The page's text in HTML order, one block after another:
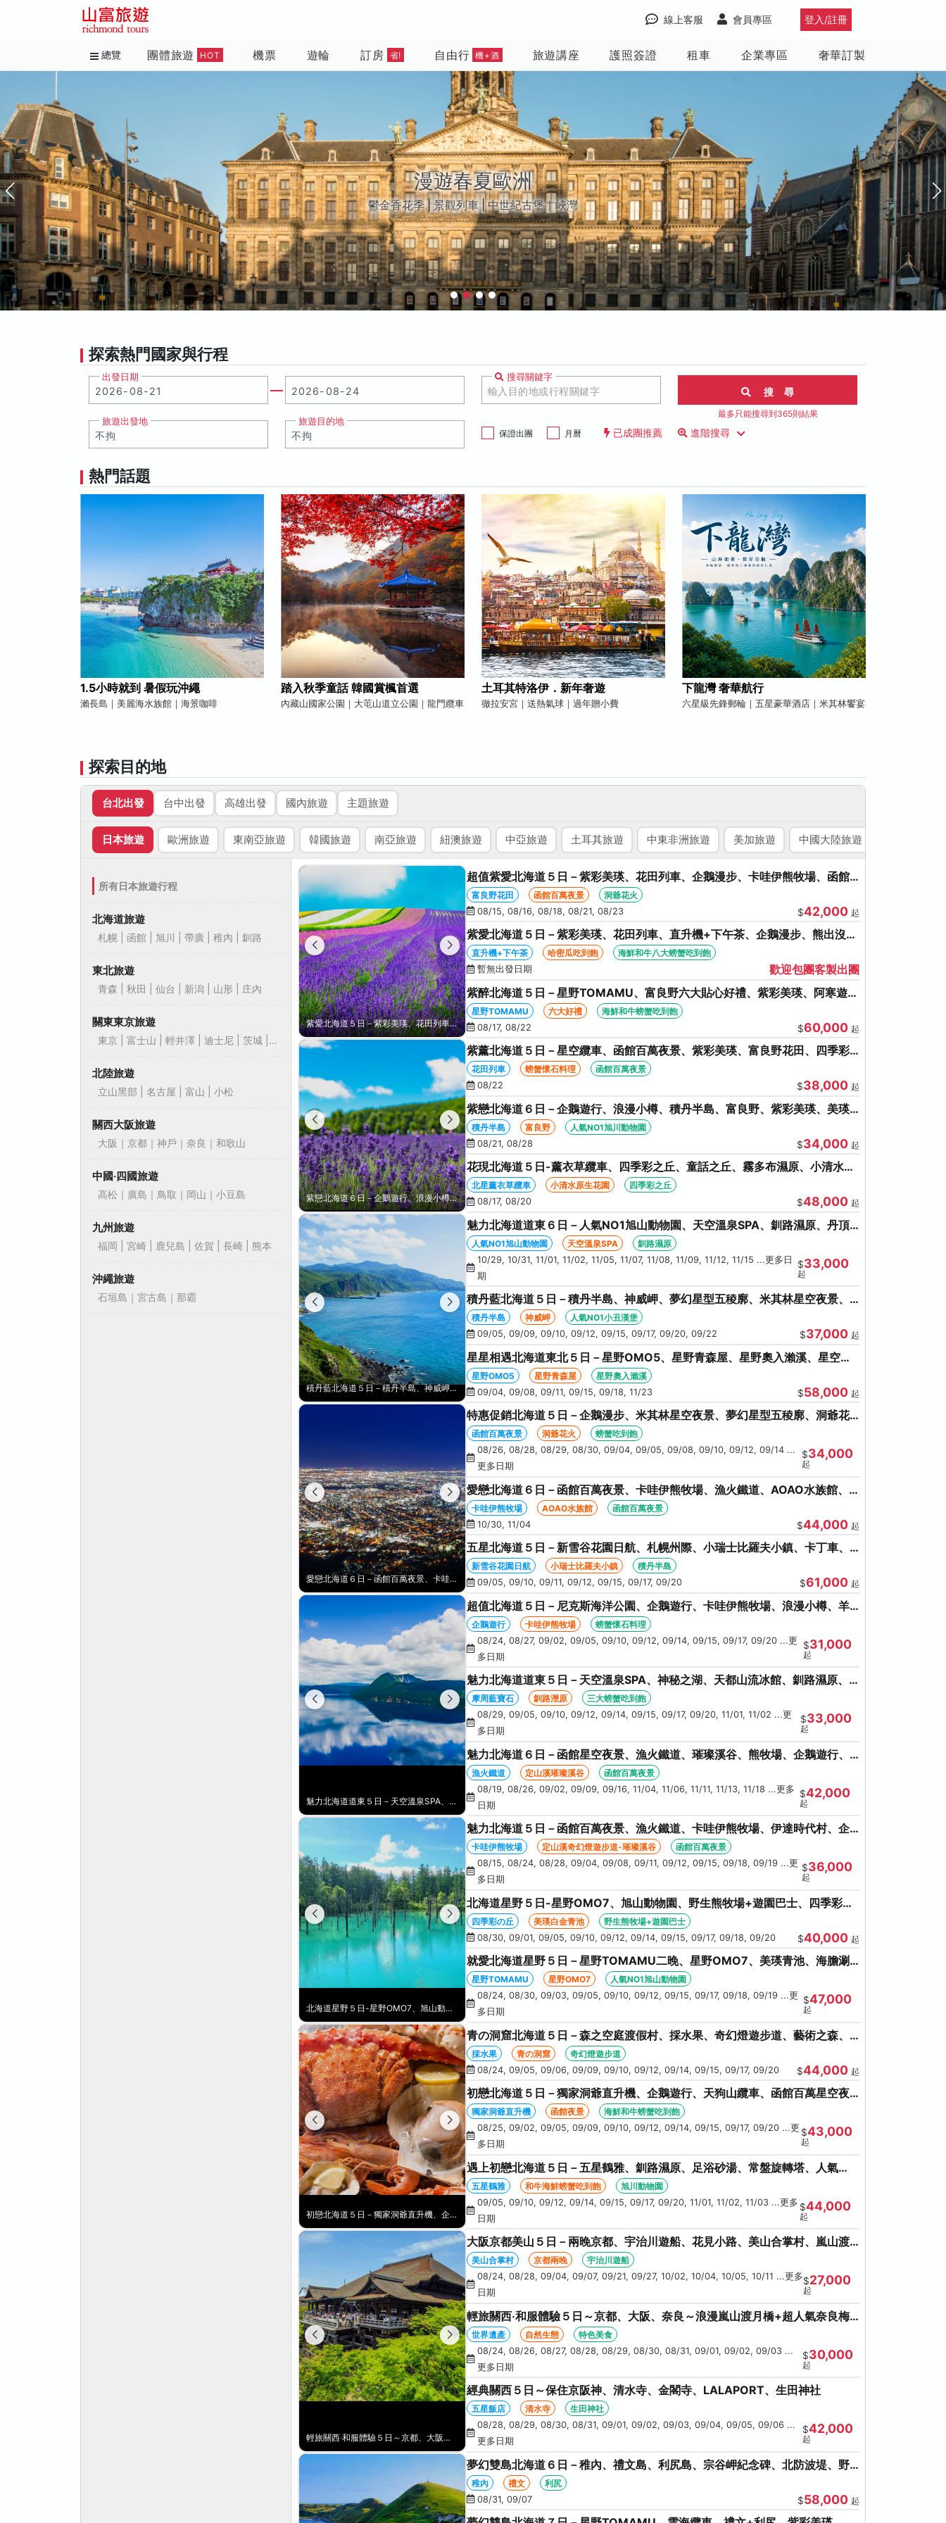
登入/註冊
會員專區
線上客服
總覽 團體旅遊 HOT 機票 遊輪 訂房 省! 自由行 機+酒 旅遊講座 護照簽證 租車 企業專區 奢華訂製
越南 • 越來越好玩
河內｜峴港｜胡志明市｜富國島
探索熱門國家與行程
出發日期 搜尋關鍵字
旅遊出發地
旅遊目的地
保證出團
月曆 已成團推薦
搜 尋
最多只能搜尋到365則結果
進階搜尋
熱門話題
1.5小時就到 暑假玩沖繩
瀨長島｜美麗海水族館｜海景咖啡
踏入秋季童話 韓國賞楓首選
內藏山國家公園｜大芚山道立公園｜龍門纜車
土耳其特洛伊．新年奢遊
徹拉安宮｜送熱氣球｜過年贈小費
下龍灣 奢華航行
六星級先鋒郵輪｜五星豪華酒店｜米其林饗宴
探索目的地
台北出發 台中出發 高雄出發 國內旅遊 主題旅遊
日本旅遊 歐洲旅遊 東南亞旅遊 韓國旅遊 南亞旅遊 紐澳旅遊 中亞旅遊 土耳其旅遊 中東非洲旅遊 美加旅遊 中國大陸旅遊
所有日本旅遊行程
北海道旅遊
札幌 | 函館 | 旭川 | 帶廣 | 稚內 | 釧路
東北旅遊
青森 | 秋田 | 仙台 | 新潟 | 山形 | 庄內
關東東京旅遊
東京 | 富士山 | 輕井澤 | 迪士尼 | 茨城 |
北陸旅遊
立山黑部 | 名古屋 | 富山 | 小松
關西大阪旅遊
大阪｜京都｜神戶｜奈良｜和歌山
中國‧四國旅遊
高松｜廣島｜鳥取｜岡山｜小豆島
九州旅遊
福岡 | 宮崎 | 鹿兒島 | 佐賀 | 長崎 | 熊本
沖繩旅遊
石垣島｜宮古島｜那霸
紫愛北海道５日－紫彩美瑛、花田列車、直升機+下午茶、企鵝漫步、熊出沒、函館百萬夜景、哈密瓜+海鮮和牛八大螃蟹吃到飽
超值紫愛北海道５日－紫彩美瑛、花田列車、企鵝漫步、卡哇伊熊牧場、函館
星空夜景、洞爺花火、螃蟹懷石、啤酒暢飲
富良野花田 函館百萬夜景
洞爺花火
08/15, 08/16, 08/18, 08/21, 08/23
$42,000 起
紫愛北海道５日－紫彩美瑛、花田列車、直升機+下午茶、企鵝漫步、熊出沒、
函館百萬夜景、哈密瓜+海鮮和牛八大螃蟹吃到飽
直升機+下午茶 哈密瓜吃到飽
海鮮和牛八大螃蟹吃到飽
暫無出發日期
歡迎包團客製出團
紫醉北海道５日－星野TOMAMU、富良野六大貼心好禮、紫彩美瑛、阿寒遊覽
船、知床五湖、哈密瓜+海鮮和牛螃蟹吃到飽
星野TOMAMU 六大好禮
海鮮和牛螃蟹吃到飽
08/17, 08/22
$60,000 起
紫戀北海道６日－企鵝遊行、浪漫小樽、積丹半島、富良野、紫彩美瑛、美瑛白金青池、旭山動物園、旭川常盤旋轉塔
紫薰北海道５日－星空纜車、函館百萬夜景、紫彩美瑛、富良野花田、四季彩
之丘、花田列車、螃蟹懷石料理
花田列車 螃蟹懷石料理
函館百萬夜景
08/22
$38,000 起
紫戀北海道６日－企鵝遊行、浪漫小樽、積丹半島、富良野、紫彩美瑛、美瑛
白金青池、旭山動物園、旭川常盤旋轉塔
積丹半島 富良野
人氣NO1旭川動物園
08/21, 08/28
$34,000 起
花現北海道５日-薰衣草纜車、四季彩之丘、童話之丘、霧多布濕原、小清水原
生花園、摩周湖、熱氣球、天空溫泉SPA、螃蟹吃到飽
北星薰衣草纜車 小清水原生花園
四季彩之丘
08/17, 08/20
$48,000 起
積丹藍北海道５日－積丹半島、神威岬、夢幻星型五稜廓、米其林星空夜景、人氣NO1小丑漢堡、河童足湯、奇幻燈遊步道、璀璨溪谷
魅力北海道道東６日－人氣NO1旭山動物園、天空溫泉SPA、釧路濕原、丹頂
鶴、霧之摩周湖、屈斜路湖、砂湯體驗
人氣NO1旭山動物園 天空溫泉SPA
釧路濕原
10/29, 10/31, 11/01, 11/02, 11/05, 11/07, 11/08, 11/09, 11/12, 11/15 ...更多日
期
$33,000
起
積丹藍北海道５日－積丹半島、神威岬、夢幻星型五稜廓、米其林星空夜景、
人氣NO1小丑漢堡、河童足湯、奇幻燈遊步道、璀璨溪谷
積丹半島 神威岬
人氣NO1小丑漢堡
09/05, 09/09, 09/10, 09/12, 09/15, 09/17, 09/20, 09/22
$37,000 起
星星相遇北海道東北５日－星野OMO5、星野青森屋、星野奧入瀨溪、星空夜
景、新幹線北斗號、睡魔之家、十和田湖(不進免稅店)
星野OMO5 星野青森屋
星野奧入瀨溪
09/04, 09/08, 09/11, 09/15, 09/18, 11/23
$58,000 起
愛戀北海道６日－函館百萬夜景、卡哇伊熊牧場、漁火鐵道、AOAO水族館、藻岩山纜車、三大螃蟹吃到飽(函館/千歲)
特惠促銷北海道５日－企鵝漫步、米其林星空夜景、夢幻星型五稜廓、洞爺花
火、啤酒暢飲、螃蟹懷石料理、螃蟹吃到飽
函館百萬夜景 洞爺花火
螃蟹吃到飽
08/26, 08/28, 08/29, 08/30, 09/04, 09/05, 09/08, 09/10, 09/12, 09/14 ...
更多日期
$34,000
起
愛戀北海道６日－函館百萬夜景、卡哇伊熊牧場、漁火鐵道、AOAO水族館、
藻岩山纜車、三大螃蟹吃到飽(函館/千歲)
卡哇伊熊牧場 AOAO水族館
函館百萬夜景
10/30, 11/04
$44,000 起
五星北海道５日－新雪谷花園日航、札幌州際、小瑞士比羅夫小鎮、卡丁車、
空中纜車、積丹半島、採水果、海鮮和牛螃蟹放題
新雪谷花園日航 小瑞士比羅夫小鎮
積丹半島
09/05, 09/10, 09/11, 09/12, 09/15, 09/17, 09/20
$61,000 起
魅力北海道道東５日－天空溫泉SPA、神秘之湖、天都山流冰館、釧路濕原、丹頂鶴、花時計、砂湯體驗、螃蟹吃到飽
超值北海道５日－尼克斯海洋公園、企鵝遊行、卡哇伊熊牧場、浪漫小樽、羊
蹄山名水公園、洞爺星空、花火大會、螃蟹懷石料理
企鵝遊行 卡哇伊熊牧場
螃蟹懷石料理
08/24, 08/27, 09/02, 09/05, 09/10, 09/12, 09/14, 09/15, 09/17, 09/20 ...更
多日期
$31,000
起
魅力北海道道東５日－天空溫泉SPA、神秘之湖、天都山流冰館、釧路濕原、
丹頂鶴、花時計、砂湯體驗、螃蟹吃到飽
摩周藍寶石 釧路溼原
三大螃蟹吃到飽
08/29, 09/05, 09/10, 09/12, 09/14, 09/15, 09/17, 09/20, 11/01, 11/02 ...更
多日期
$33,000
起
魅力北海道６日－函館星空夜景、漁火鐵道、璀璨溪谷、熊牧場、企鵝遊行、
AOAO水族館、藻岩山纜車、三大螃蟹吃到飽
漁火鐵道 定山溪璀璨溪谷
函館百萬夜景
08/19, 08/26, 09/02, 09/09, 09/16, 11/04, 11/06, 11/11, 11/13, 11/18 ...更多
日期
$42,000
起
北海道星野５日-星野OMO7、旭山動物園、野生熊牧場+遊園巴士、四季彩の丘、卡哇伊草泥馬、美瑛白金青池、螃蟹吃到飽
魅力北海道５日－函館百萬夜景、漁火鐵道、卡哇伊熊牧場、伊達時代村、企
鵝遊行、奇幻燈遊步道、璀璨溪谷、人氣NO1小丑漢堡
卡哇伊熊牧場 定山溪奇幻燈遊步道-璀璨溪谷
函館百萬夜景
08/15, 08/24, 08/28, 09/04, 09/08, 09/11, 09/12, 09/15, 09/18, 09/19 ...更
多日期
$36,000
起
北海道星野５日-星野OMO7、旭山動物園、野生熊牧場+遊園巴士、四季彩の
丘、卡哇伊草泥馬、美瑛白金青池、螃蟹吃到飽
四季彩の丘 美瑛白金青池
野生熊牧場+遊園巴士
08/30, 09/01, 09/05, 09/10, 09/12, 09/14, 09/15, 09/17, 09/18, 09/20
$40,000 起
就愛北海道星野５日－星野TOMAMU二晚、星野OMO7、美瑛青池、海膽涮
涮鍋、人氣NO1旭山動物園、海鮮和牛螃蟹吃到飽
星野TOMAMU 星野OMO7
人氣NO1旭山動物園
08/24, 08/30, 09/03, 09/05, 09/10, 09/12, 09/15, 09/17, 09/18, 09/19 ...更
多日期
$47,000
起
初戀北海道５日－獨家洞爺直升機、企鵝遊行、天狗山纜車、函館百萬星空夜景、海膽、北方馬公園、海鮮和牛螃蟹吃到飽
青の洞窟北海道５日－森之空庭渡假村、採水果、奇幻燈遊步道、藝術之森、
企鵝遊行、卡哇伊熊牧場、忍者伊達時代村、螃蟹吃到飽
採水果 青の洞窟
奇幻燈遊步道
08/24, 09/05, 09/06, 09/09, 09/10, 09/12, 09/14, 09/15, 09/17, 09/20
$44,000 起
初戀北海道５日－獨家洞爺直升機、企鵝遊行、天狗山纜車、函館百萬星空夜
景、海膽、北方馬公園、海鮮和牛螃蟹吃到飽
獨家洞爺直升機 函館夜景
海鮮和牛螃蟹吃到飽
08/25, 09/02, 09/05, 09/09, 09/10, 09/12, 09/14, 09/15, 09/17, 09/20 ...更
多日期
$43,000
起
遇上初戀北海道５日－五星鶴雅、釧路濕原、足浴砂湯、常盤旋轉塔、人氣
NO1旭山動物園、爐端燒、和牛海鮮螃蟹吃到飽
五星鶴雅 和牛海鮮螃蟹吃到飽
旭川動物園
09/05, 09/10, 09/12, 09/14, 09/15, 09/17, 09/20, 11/01, 11/02, 11/03 ...更多
日期
$44,000
起
輕旅關西‧和服體驗５日～京都、大阪、奈良～浪漫嵐山渡月橋+超人氣奈良梅花鹿公園
大阪京都美山５日－兩晚京都、宇治川遊船、花見小路、美山合掌村、嵐山渡
月橋、奈良朱紅燈籠、奈良梅花鹿、流水瀑布電扶梯
美山合掌村 京都兩晚
宇治川遊船
08/24, 08/28, 09/04, 09/07, 09/21, 09/27, 10/02, 10/04, 10/05, 10/11 ...更多
日期
$27,000
起
輕旅關西‧和服體驗５日～京都、大阪、奈良～浪漫嵐山渡月橋+超人氣奈良梅
花鹿公園
世界遺產 自然生態
特色美食
08/24, 08/26, 08/27, 08/28, 08/29, 08/30, 08/31, 09/01, 09/02, 09/03 ...
更多日期
$30,000
起
經典關西５日～保住京阪神、清水寺、金閣寺、LALAPORT、生田神社
五星飯店 清水寺
生田神社
08/28, 08/29, 08/30, 08/31, 09/01, 09/02, 09/03, 09/04, 09/05, 09/06 ...
更多日期
$42,000
起
夢幻雙島北海道６日－稚內、禮文島、利尻島、宗谷岬紀念碑、北防波堤、野
寒布岬、留萌花田家番屋、紫彩美瑛
稚內 禮文
利尻
08/31, 09/07
$58,000 起